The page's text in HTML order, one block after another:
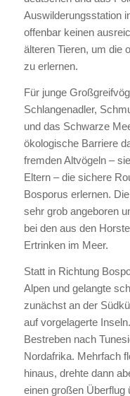
Auswilderungsstation
offenbar keinen
älteren Tieren, um die
zu erlernen.
Für junge
Schlangenadler,
und das Schwarze
ökologische Barriere
fremden Altvögeln –
Eltern – die sichere
Bosporus erlernen.
sehr grob angeboren
bei den aus den
Ertrinken im Meer.
Statt in Richtung
Alpen und gelangte
zunächst an der
auf vorgelagerte
Bestreben nach
Nordafrika. Mehrfach
hinaus, drehte dann
einen großen Überflug